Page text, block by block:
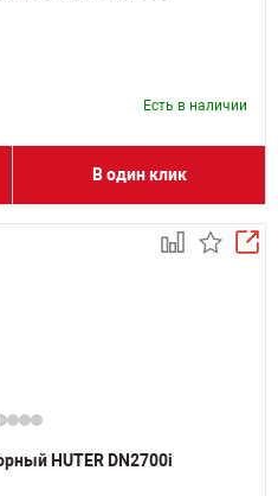
Есть в наличии
В один клик
HUTER DN2700i